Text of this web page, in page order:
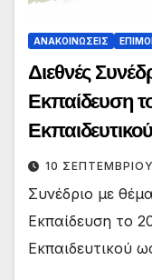
ΑΝΑΚΟΙΝΏΣΕΙΣ
Διεθνές
Εκπαίδευση
10
Συνέδριο με
Εκπαίδευση το
Εκπαιδευτικού